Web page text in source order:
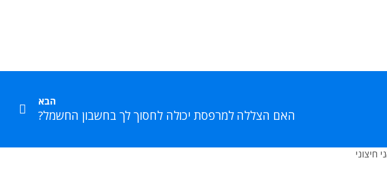
הבא
האם הצללה למרפסת יכולה לחסוך לך בחשבון החשמל?